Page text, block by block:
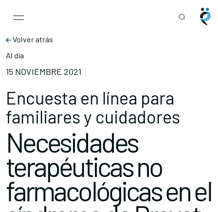
Main Navigation
Volver atrás
Al día
15 NOVIEMBRE 2021
Encuesta en línea para
familiares y cuidadores
Necesidades
terapéuticas no
farmacológicas en el